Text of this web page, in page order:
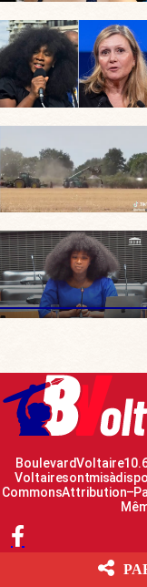
Boulevard Voltaire
Voltaire sont mis à
Commons Attribution –